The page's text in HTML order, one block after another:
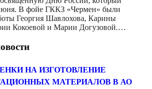
В фойе ГККЗ «Чермен» были
Георгия Шавлохова, Карины
Кокоевой и Марии Догузовой.…
НА ИЗГОТОВЛЕНИЕ
МАТЕРИАЛОВ В АО